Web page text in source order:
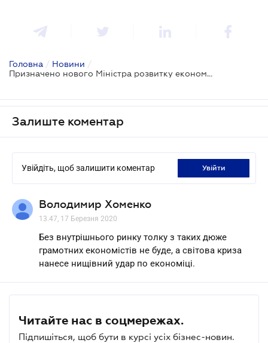
Головна / Новини /
Призначено нового Міністра розвитку економіки, торгівлі та сільського господарства
Залиште коментар
Увійдіть, щоб залишити коментар увійти
Володимир Хоменко
13.47, 17 Березня 2020
Без внутрішнього ринку толку з таких дюже
грамотних економістів не буде, а світова криза
нанесе нищівний удар по економіці.
Читайте нас в соцмережах.
Підпишіться, щоб бути в курсі усіх бізнес-новин.